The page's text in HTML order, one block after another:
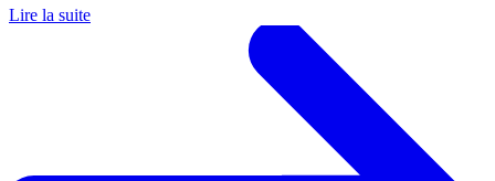
Lire la suite